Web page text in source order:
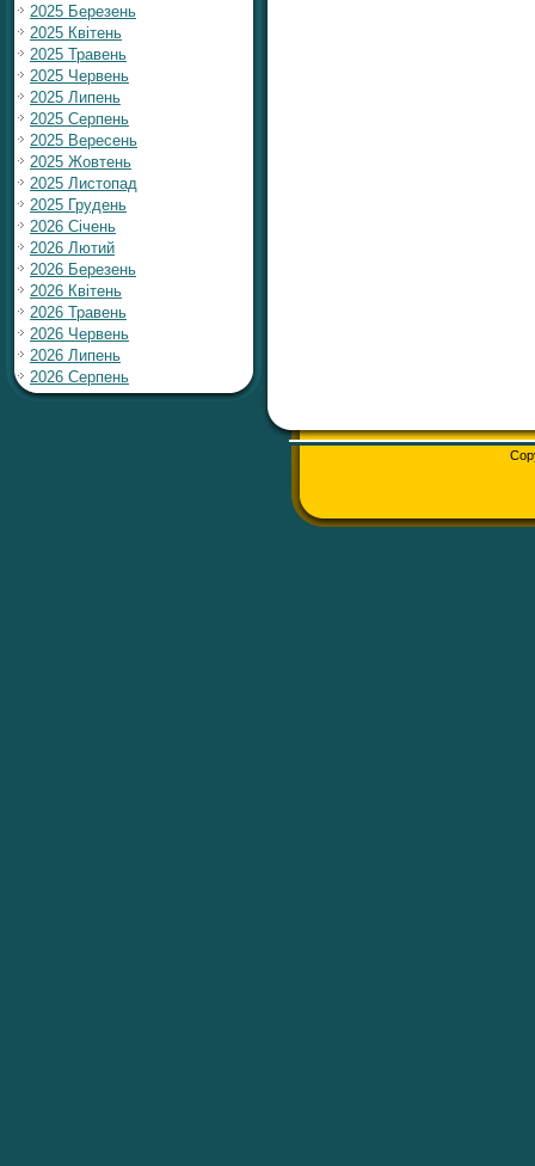
2025 Березень
2025 Квітень
2025 Травень
2025 Червень
2025 Липень
2025 Серпень
2025 Вересень
2025 Жовтень
2025 Листопад
2025 Грудень
2026 Січень
2026 Лютий
2026 Березень
2026 Квітень
2026 Травень
2026 Червень
2026 Липень
2026 Серпень